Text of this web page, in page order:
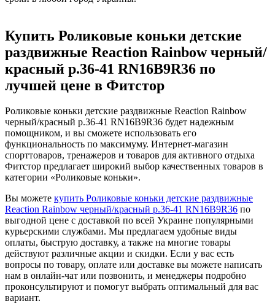
Купить Роликовые коньки детские
раздвижные Reaction Rainbow черный/
красный р.36-41 RN16B9R36 по
лучшей цене в Фитстор
Роликовые коньки детские раздвижные Reaction Rainbow
черный/красный р.36-41 RN16B9R36 будет надежным
помощником, и вы сможете использовать его
функциональность по максимуму. Интернет-магазин
спорттоваров, тренажеров и товаров для активного отдыха
Фитстор предлагает широкий выбор качественных товаров в
категории «Роликовые коньки».
Вы можете купить Роликовые коньки детские раздвижные
Reaction Rainbow черный/красный р.36-41 RN16B9R36 по
выгодной цене с доставкой по всей Украине популярными
курьерскими службами. Мы предлагаем удобные виды
оплаты, быструю доставку, а также на многие товары
действуют различные акции и скидки. Если у вас есть
вопросы по товару, оплате или доставке вы можете написать
нам в онлайн-чат или позвонить, и менеджеры подробно
проконсультируют и помогут выбрать оптимальный для вас
вариант.